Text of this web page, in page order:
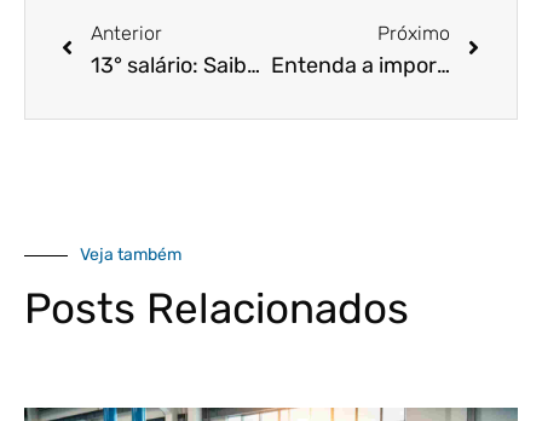
Anterior
13° salário: Saiba se a sua empresa tem obrigação de seguir a nota técnica determinada pelo Ministério da Economia
Próximo
Entenda a importância da MP 1040/21 e como você poderá abrir empresas de forma mais simples!
Veja também
Posts Relacionados